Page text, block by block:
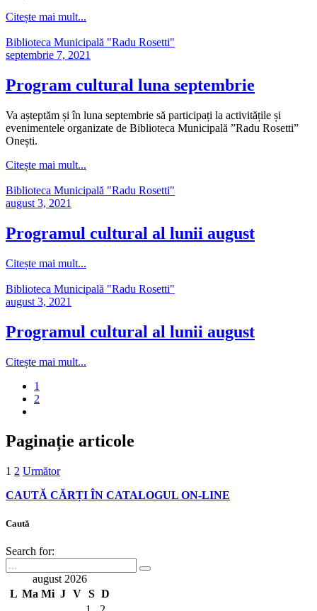
Citește mai mult...
Biblioteca Municipală "Radu Rosetti"
septembrie 7, 2021
Program cultural luna septembrie
Va așteptăm și în luna septembrie să participați la activitățile și
evenimentele organizate de Biblioteca Municipală ”Radu Rosetti”
Onești.
Citește mai mult...
Biblioteca Municipală "Radu Rosetti"
august 3, 2021
Programul cultural al lunii august
Citește mai mult...
Biblioteca Municipală "Radu Rosetti"
august 3, 2021
Programul cultural al lunii august
Citește mai mult...
1
2
Paginație articole
1 2 Următor
CAUTĂ CĂRȚI ÎN CATALOGUL ON-LINE
Caută
Search for:
august 2026
L Ma Mi J V S D